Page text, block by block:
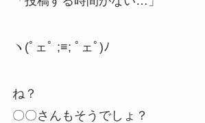
ヽ(ﾟェﾟ ;≡; ﾟェﾟ)ﾉ
ね？
〇〇さんもそうでしょ？